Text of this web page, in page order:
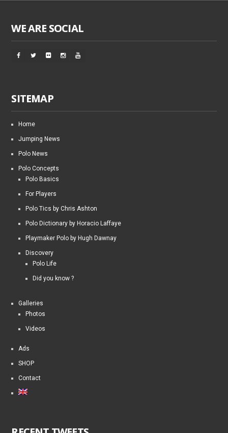
WE ARE SOCIAL
SITEMAP
Home
Jumping News
Polo News
Polo Concepts
Polo Basics
For Players
Polo Tics by Chris Ashton
Polo Dictionary by Horacio Laffaye
Playmaker Polo by Hugh Dawnay
Discovery
Polo Life
Did you know ?
Galleries
Photos
Videos
Ads
SHOP
Contact